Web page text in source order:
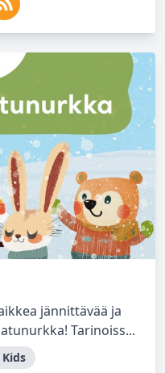
jännittävää ja
Tarinoiss...